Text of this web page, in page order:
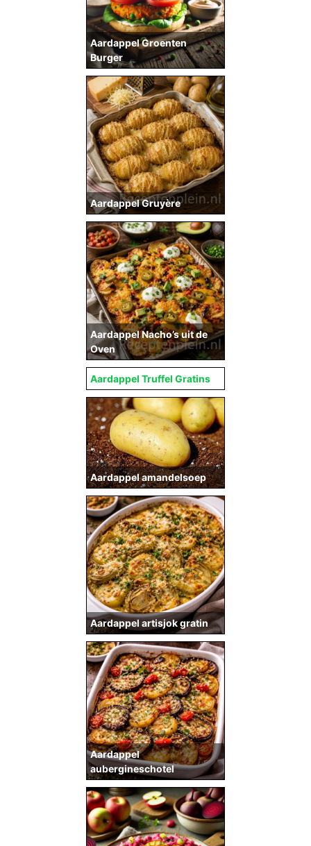
Aardappel amandelsoep
Aardappel artisjok gratin
Aardappel
aubergineschotel
Aardappel Groenten
Burger
Aardappel Gruyère
Aardappel Nacho’s uit de
Oven
Aardappel Truffel Gratins